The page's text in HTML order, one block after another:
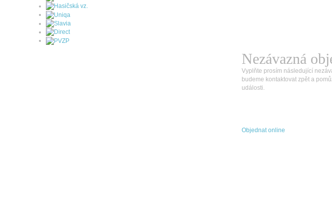
Nezávazná
Vyplňte prosím následující
budeme kontaktovat zpět a
události.
Objednat online